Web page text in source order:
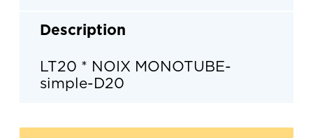
LT20 * NOIX MONOTUBE-
simple-D20